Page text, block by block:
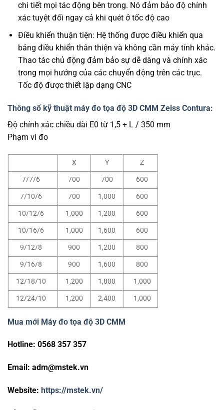
chi tiết mọi tác động bên trong. Nó đảm bảo độ chính
xác tuyệt đối ngay cả khi quét ở tốc độ cao
Điều khiển thuận tiện: Hệ thống được điều khiển qua
bảng điều khiển thân thiện và không cần máy tính khác.
Thao tác chủ động đảm bảo sự dễ dàng và chính xác
trong mọi hướng của các chuyển động trên các trục.
Tốc độ được thiết lập dạng CNC
Thông số kỹ thuật máy đo tọa độ 3D CMM Zeiss Contura:
Độ chính xác chiều dài E0 từ 1,5 + L / 350 mm
Phạm vi đo
X Y
Z
7/7/6
700 700
600
7/10/6
700 1,000
600
10/12/6
1,000 1,200
600
10/16/6
1,000 1,600
600
9/12/8
900 1,200
800
9/16/8
900 1,600
800
12/18/10
1,200 1,800
1,000
12/24/10
1,200 2,400 1,000
Mua mới Máy đo tọa độ 3D CMM
Hotline: 0568 357 357
Email: adm@mstek.vn
Website: https://mstek.vn/